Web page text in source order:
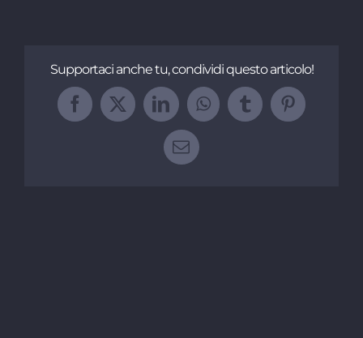
Supportaci anche tu, condividi questo articolo!
Facebook
X LinkedInWhatsApp
TumblrPinterest
Email